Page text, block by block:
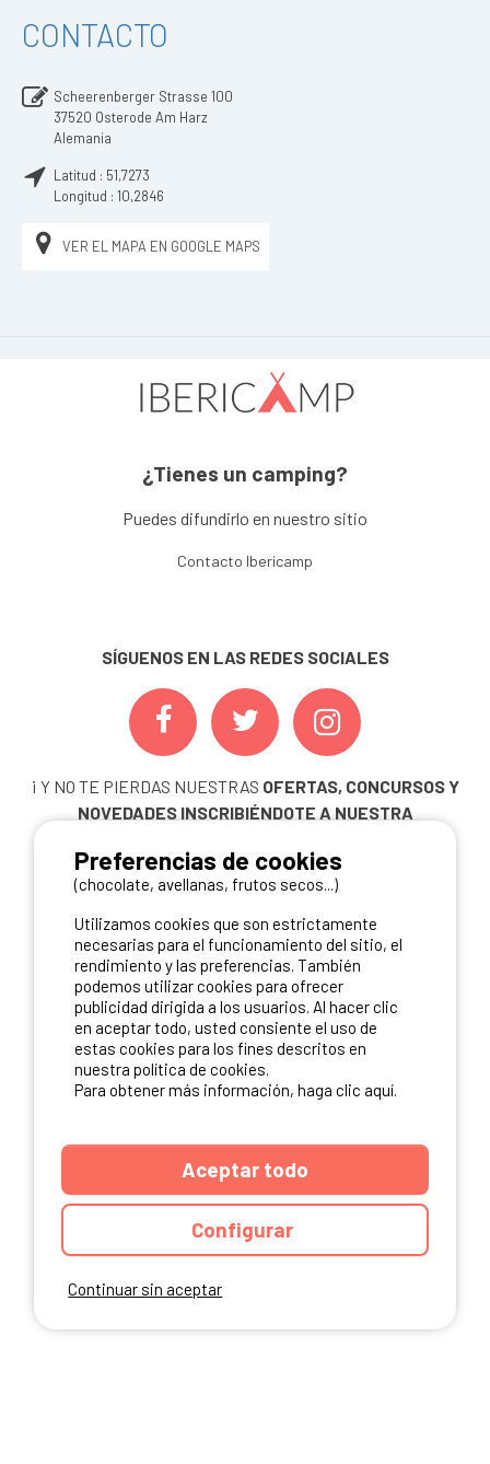
CONTACTO
Scheerenberger Strasse 100
37520 Osterode Am Harz
Alemania
Latitud : 51,7273
Longitud : 10,2846
VER EL MAPA EN GOOGLE MAPS
¿Tienes un camping?
Puedes difundirlo en nuestro sitio
Contacto Ibericamp
SÍGUENOS EN LAS REDES SOCIALES
¡ Y NO TE PIERDAS NUESTRAS OFERTAS, CONCURSOS Y
NOVEDADES INSCRIBIÉNDOTE A NUESTRA
ME INSCRIBO
NUESTROS PARTNERS
Continuar sin aceptar
Preferencias de cookies
(chocolate, avellanas, frutos secos...)
Utilizamos cookies que son estrictamente
necesarias para el funcionamiento del sitio, el
rendimiento y las preferencias. También
podemos utilizar cookies para ofrecer
publicidad dirigida a los usuarios. Al hacer clic
en aceptar todo, usted consiente el uso de
estas cookies para los fines descritos en
nuestra política de cookies.
Para obtener más información, haga clic aquí.
Aceptar todo
Configurar